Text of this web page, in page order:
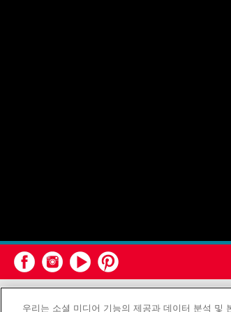
우리는 소셜 미디어 기능의 제공과 데이터 분석 및